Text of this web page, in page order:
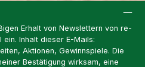
Erhalt von Newslettern von re-
Inhalt dieser E-Mails:
Aktionen, Gewinnspiele. Die
Bestätigung wirksam, eine